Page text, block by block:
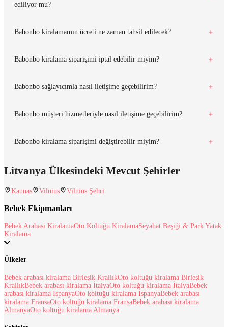
ediliyor mu?
Babonbo kiralamamın ücreti ne zaman tahsil edilecek?
Babonbo kiralama siparişimi iptal edebilir miyim?
Babonbo sağlayıcımla nasıl iletişime geçebilirim?
Babonbo müşteri hizmetleriyle nasıl iletişime geçebilirim?
Babonbo kiralama siparişimi değiştirebilir miyim?
Litvanya Ülkesindeki Mevcut Şehirler
Kaunas Vilnius Vilnius Şehri
Bebek Ekipmanları
Bebek Arabası KiralamaOto Koltuğu KiralamaSeyahat Beşiği & Park Yatak
Kiralama
Ülkeler
Bebek arabası kiralama Birleşik KrallıkOto koltuğu kiralama Birleşik
KrallıkBebek arabası kiralama İtalyaOto koltuğu kiralama İtalyaBebek
arabası kiralama İspanyaOto koltuğu kiralama İspanyaBebek arabası
kiralama FransaOto koltuğu kiralama FransaBebek arabası kiralama
AlmanyaOto koltuğu kiralama Almanya